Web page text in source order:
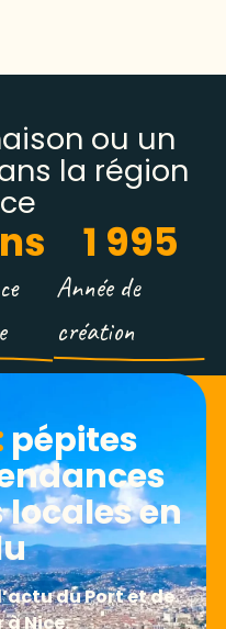
ou un
la région
Année de
création
1 995
pépites
en